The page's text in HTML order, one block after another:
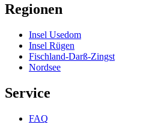
Regionen
Insel Usedom
Insel Rügen
Fischland-Darß-Zingst
Nordsee
Service
FAQ